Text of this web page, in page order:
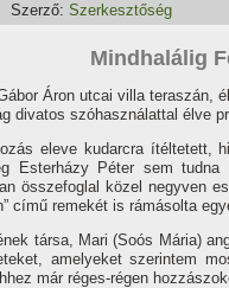
Szerző: Szerkesztőség
Mindhalálig
Áron ut­cai villa teraszán,
divatos szó­használattal élve
eleve kudarcra í­tél­tetett,
Esterházy Péter sem
összefoglal közel negyven
cí­mű remekét is rámásolta
társa, Mari (Soós Mária)
ame­lyeket szerintem
már réges-régen